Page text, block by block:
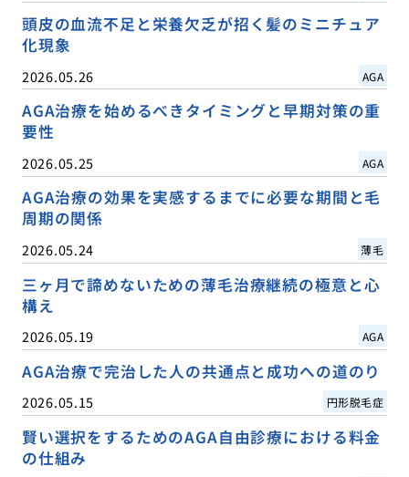
頭皮の血流不足と栄養欠乏が招く髪のミニチュア
化現象
2026.05.26 AGA
AGA治療を始めるべきタイミングと早期対策の重
要性
2026.05.25 AGA
AGA治療の効果を実感するまでに必要な期間と毛
周期の関係
2026.05.24 薄毛
三ヶ月で諦めないための薄毛治療継続の極意と心
構え
2026.05.19 AGA
AGA治療で完治した人の共通点と成功への道のり
2026.05.15 円形脱毛症
賢い選択をするためのAGA自由診療における料金
の仕組み